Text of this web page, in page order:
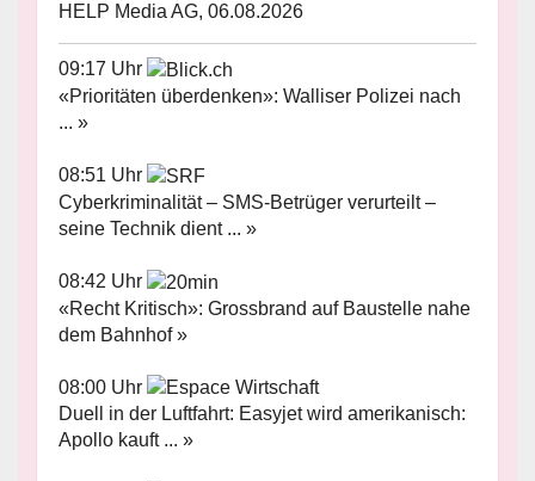
HELP Media AG, 06.08.2026
09:17 Uhr
«Prioritäten überdenken»: Walliser Polizei nach
... »
08:51 Uhr
Cyberkriminalität – SMS-Betrüger verurteilt –
seine Technik dient ... »
08:42 Uhr
«Recht Kritisch»: Grossbrand auf Baustelle nahe
dem Bahnhof »
08:00 Uhr
Duell in der Luftfahrt: Easyjet wird amerikanisch:
Apollo kauft ... »